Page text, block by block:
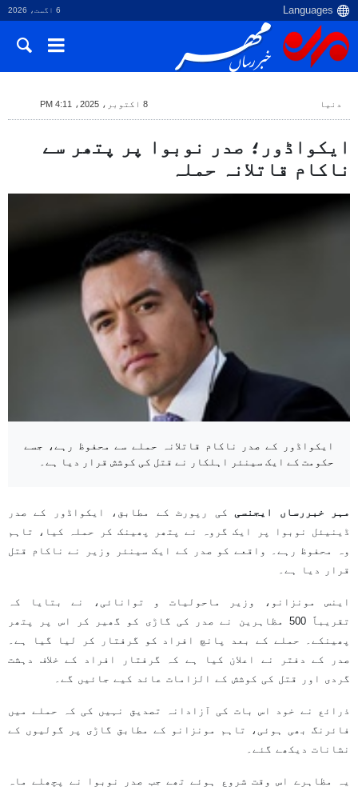
6 اگست، 2026
دنیا 8 اکتوبر، 2025، 4:11 PM
ایکواڈور؛ صدر نوبوا پر پتھر سے
ناکام قاتلانہ حملہ
ایکواڈور کے صدر ناکام قاتلانہ حملے سے محفوظ رہے، جسے
حکومت کے ایک سینئر اہلکار نے قتل کی کوشش قرار دیا ہے۔
مہر خبررساں ایجنسیکی رپورٹ کے مطابق، ایکواڈور کے صدر
ڈینیئل نوبوا پر ایک گروہ نے پتھر پھینک کر حملہ کیا، تاہم
وہ محفوظ رہے۔ واقعے کو صدر کے ایک سینئر وزیر نے ناکام قتل
قرار دیا ہے۔
اینس مونزانو، وزیر ماحولیات و توانائی، نے بتایا کہ
تقریباً 500 مظاہرین نے صدر کی گاڑی کو گھیر کر اس پر پتھر
پھینکے۔ حملے کے بعد پانچ افراد کو گرفتار کر لیا گیا ہے۔
صدر کے دفتر نے اعلان کیا ہے کہ گرفتار افراد کے خلاف دہشت
گردی اور قتل کی کوشش کے الزامات عائد کیے جائیں گے۔
ذرائع نے خود اس بات کی آزادانہ تصدیق نہیں کی کہ حملے میں
فائرنگ بھی ہوئی، تاہم مونزانو کے مطابق گاڑی پر گولیوں کے
نشانات دیکھے گئے۔
یہ مظاہرے اس وقت شروع ہوئے تھے جب صدر نوبوا نے پچھلے ماہ